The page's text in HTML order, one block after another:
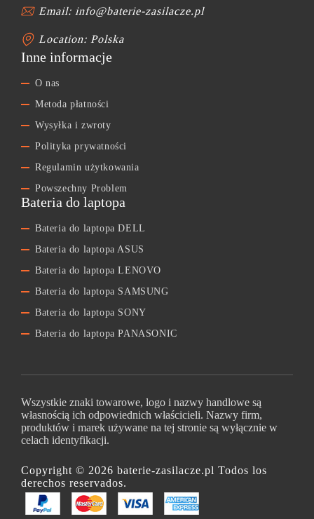
Email: info@baterie-zasilacze.pl
Location: Polska
Inne informacje
O nas
Metoda płatności
Wysyłka i zwroty
Polityka prywatności
Regulamin użytkowania
Powszechny Problem
Bateria do laptopa
Bateria do laptopa DELL
Bateria do laptopa ASUS
Bateria do laptopa LENOVO
Bateria do laptopa SAMSUNG
Bateria do laptopa SONY
Bateria do laptopa PANASONIC
Wszystkie znaki towarowe, logo i nazwy handlowe są
własnością ich odpowiednich właścicieli. Nazwy firm,
produktów i marek używane na tej stronie są wyłącznie w
celach identyfikacji.
Copyright © 2026 baterie-zasilacze.pl Todos los
derechos reservados.